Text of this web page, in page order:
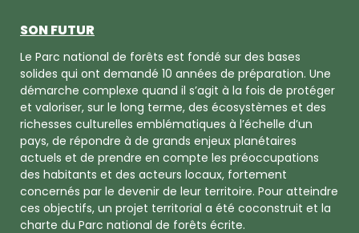
SON FUTUR
Le Parc national de forêts est fondé sur des bases
solides qui ont demandé 10 années de préparation. Une
démarche complexe quand il s’agit à la fois de protéger
et valoriser, sur le long terme, des écosystèmes et des
richesses culturelles emblématiques à l’échelle d’un
pays, de répondre à de grands enjeux planétaires
actuels et de prendre en compte les préoccupations
des habitants et des acteurs locaux, fortement
concernés par le devenir de leur territoire. Pour atteindre
ces objectifs, un projet territorial a été coconstruit et la
charte du Parc national de forêts écrite.